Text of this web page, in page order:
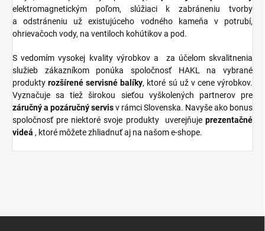
elektromagnetickým poľom, slúžiaci k zabráneniu tvorby
a odstráneniu už existujúceho vodného kameňa v potrubí,
ohrievačoch vody, na ventiloch kohútikov a pod.
S vedomím vysokej kvality výrobkov a za účelom skvalitnenia
služieb zákazníkom ponúka spoločnosť HAKL na vybrané
produktyrozšírené servisné balíky, ktoré sú už v cene výrobkov.
Vyznačuje sa tiež širokou sieťou vyškolených partnerov pre
záručný a pozáručný servisv rámci Slovenska. Navyše ako bonus
spoločnosť pre niektoré svoje produkty uverejňuje prezentačné
videá , ktoré môžete zhliadnuť aj na našom e-shope.